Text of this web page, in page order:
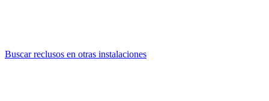
Buscar reclusos en otras instalaciones